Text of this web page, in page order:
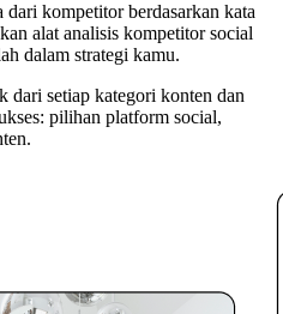
kompetitor berdasarkan kata
alat analisis kompetitor social
dalam strategi kamu.
dari setiap kategori konten dan
pilihan platform social,